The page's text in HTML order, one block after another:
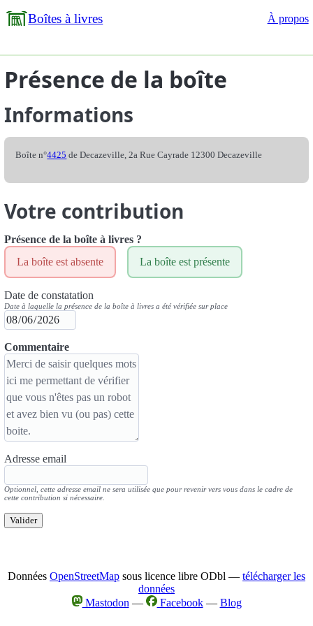
Boîtes à livres À propos
Présence de la boîte
Informations
Boîte n°4425 de Decazeville, 2a Rue Cayrade 12300 Decazeville
Votre contribution
Présence de la boîte à livres ?
La boîte est absente
La boîte est présente
Date de constatation
Date à laquelle la présence de la boîte à livres a été vérifiée sur place
Commentaire
Adresse email
Optionnel, cette adresse email ne sera utilisée que pour revenir vers vous dans le cadre de
cette contribution si nécessaire.
Valider
Données OpenStreetMap sous licence libre ODbl — télécharger les
données
Mastodon — Facebook— Blog